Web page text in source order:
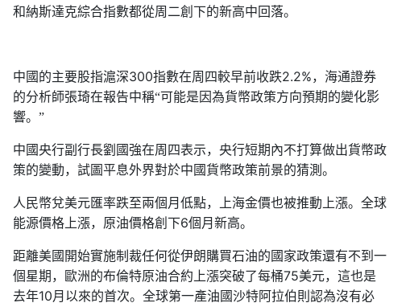
和納斯達克綜合指數都從周二創下的新高中回落。
中國的主要股指滬深300指數在周四較早前收跌2.2%，海通證券
的分析師張琦在報告中稱“可能是因為貨幣政策方向預期的變化影
響。”
中國央行副行長劉國強在周四表示，央行短期內不打算做出貨幣政
策的變動，試圖平息外界對於中國貨幣政策前景的猜測。
人民幣兌美元匯率跌至兩個月低點，上海金價也被推動上漲。全球
能源價格上漲，原油價格創下6個月新高。
距離美國開始實施制裁任何從伊朗購買石油的國家政策還有不到一
個星期，歐洲的布倫特原油合約上漲突破了每桶75美元，這也是
去年10月以來的首次。全球第一產油國沙特阿拉伯則認為沒有必